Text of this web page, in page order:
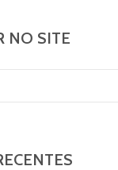
NO SITE